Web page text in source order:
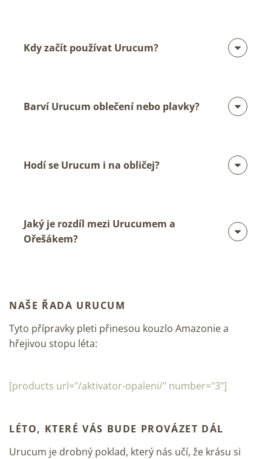
Kdy začít používat Urucum?
Barví Urucum oblečení nebo plavky?
Hodí se Urucum i na obličej?
Jaký je rozdíl mezi Urucumem a
Ořešákem?
NAŠE ŘADA URUCUM
Tyto přípravky pleti přinesou kouzlo Amazonie a
hřejivou stopu léta:
[products url="/aktivator-opaleni/" number="3"]
LÉTO, KTERÉ VÁS BUDE PROVÁZET DÁL
Urucum je drobný poklad, který nás učí, že krásu si